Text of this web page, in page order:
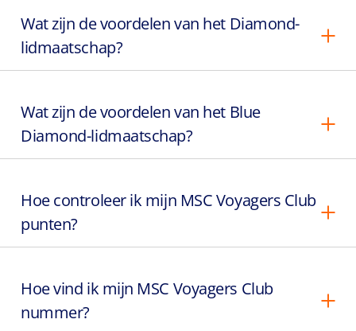
Wat zijn de voordelen van het Diamond-
lidmaatschap?
Wat zijn de voordelen van het Blue
Diamond-lidmaatschap?
Hoe controleer ik mijn MSC Voyagers Club
punten?
Hoe vind ik mijn MSC Voyagers Club
nummer?